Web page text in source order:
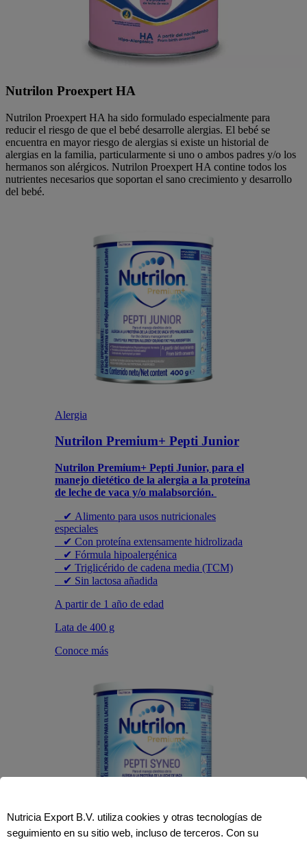
Nutrilon Proexpert HA
Nutrilon Proexpert HA ha sido formulado especialmente para
reducir el riesgo de que el bebé desarrolle alergias. El bebé se
encuentra en mayor riesgo de alergias si existe un historial de
alergias en la familia, particularmente si uno o ambos padres y/o los
hermanos son alérgicos. Nutrilon Proexpert HA contine todos los
nutrientes necesarios que soportan el sano crecimiento y desarrollo
del bebé.
Alergia
Nutrilon Premium+ Pepti Junior
Nutrilon Premium+ Pepti Junior, para el
manejo dietético de la alergia a la proteína
de leche de vaca y/o malabsorción.
✔ Alimento para usos nutricionales
especiales
✔ Con proteína extensamente hidrolizada
✔ Fórmula hipoalergénica
✔ Triglicérido de cadena media (TCM)
✔ Sin lactosa añadida
A partir de 1 año de edad
Lata de 400 g
Conoce más
Nutricia Export B.V. utiliza cookies y otras tecnologías de
seguimiento en su sitio web, incluso de terceros. Con su